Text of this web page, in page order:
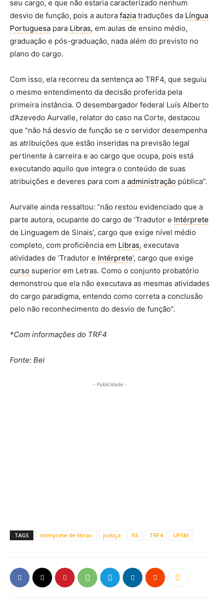
seu cargo, e que não estaria caracterizado nenhum
desvio de função, pois a autora fazia traduções da Língua
Portuguesa para Libras, em aulas de ensino médio,
graduação e pós-graduação, nada além do previsto no
plano do cargo.
Com isso, ela recorreu da sentença ao TRF4, que seguiu
o mesmo entendimento da decisão proferida pela
primeira instância. O desembargador federal Luís Alberto
d’Azevedo Aurvalle, relator do caso na Corte, destacou
que “não há desvio de função se o servidor desempenha
as atribuições que estão inseridas na previsão legal
pertinente à carreira e ao cargo que ocupa, pois está
executando aquilo que integra o conteúdo de suas
atribuições e deveres para com a administração pública”.
Aurvalle ainda ressaltou: “não restou evidenciado que a
parte autora, ocupante do cargo de ‘Tradutor e Intérprete
de Linguagem de Sinais’, cargo que exige nível médio
completo, com proficiência em Libras, executava
atividades de ‘Tradutor e Intérprete’, cargo que exige
curso superior em Letras. Como o conjunto probatório
demonstrou que ela não executava as mesmas atividades
do cargo paradigma, entendo como correta a conclusão
pelo não reconhecimento do desvio de função”.
*Com informações do TRF4
Fonte: Bei
- Publicidade -
TAGS interprete de libras justiça RS TRF4 UFSM